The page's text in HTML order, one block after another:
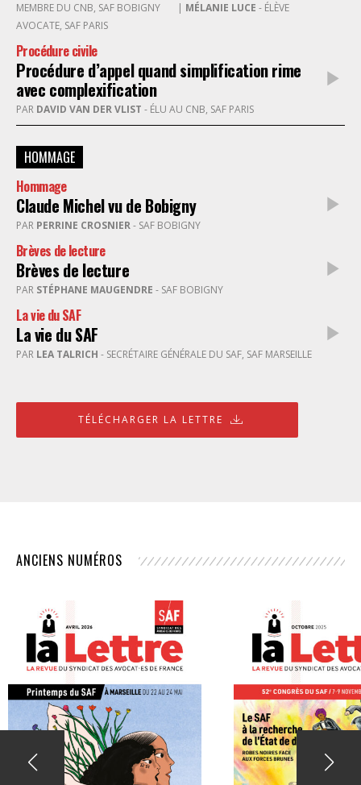
MEMBRE DU CNB, SAF BOBIGNY
| MÉLANIE LUCE
AVOCATE, SAF PARIS
Procédure civile
Procédure d’appel quand simplification rime
avec complexification
PAR DAVID VAN DER VLIST - ÉLU AU CNB, SAF PARIS
HOMMAGE
Hommage
Claude Michel vu de Bobigny
PAR PERRINE CROSNIER- SAF BOBIGNY
Brèves de lecture
Brèves de lecture
PAR STÉPHANE MAUGENDRE - SAF BOBIGNY
La vie du SAF
La vie du SAF
PAR LEA TALRICH - SECRÉTAIRE GÉNÉRALE DU SAF, SAF MARSEILLE
TÉLÉCHARGER LA LETTRE
ANCIENS NUMÉROS